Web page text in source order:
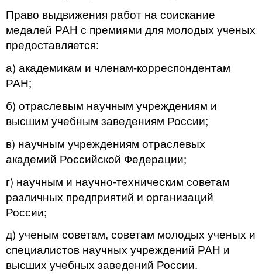
Право выдвижения работ на соискание
медалей РАН с премиями для молодых ученых
пре­доставляется:
а) академикам и членам-корреспондентам
РАН;
б) отраслевым научным учреждениям и
высшим учебным заведениям России;
в) научным учреждениям отраслевых
академий Российской Федерации;
г) научным и научно-техническим советам
различных предприятий и организаций
России;
д) ученым советам, советам молодых ученых и
специалистов научных учреждений РАН и
высших учебных заведений России.